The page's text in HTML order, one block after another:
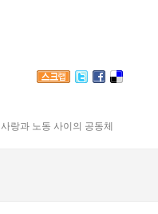
사랑과 노동 사이의 공동체